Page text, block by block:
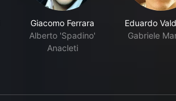
Giacomo Ferrara
Alberto 'Spadino'
Anacleti
Eduardo
Gabriele